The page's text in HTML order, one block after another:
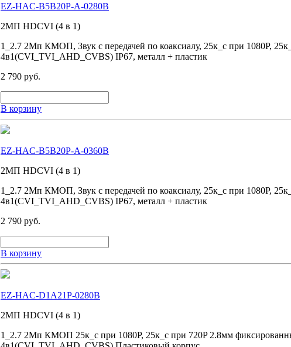
EZ-HAC-B5B20P-A-0280B
2MП HDCVI (4 в 1)
1_2.7 2Мп КМОП, Звук с передачей по коаксиалу, 25к_с при 1080P,
4в1(CVI_TVI_AHD_CVBS) IP67, металл + пластик
2 790 руб.
В корзину
EZ-HAC-B5B20P-A-0360B
2MП HDCVI (4 в 1)
1_2.7 2Мп КМОП, Звук с передачей по коаксиалу, 25к_с при 1080P,
4в1(CVI_TVI_AHD_CVBS) IP67, металл + пластик
2 790 руб.
В корзину
EZ-HAC-D1A21P-0280B
2MП HDCVI (4 в 1)
1_2.7 2Мп КМОП 25к_с при 1080P, 25к_с при 720P 2.8мм